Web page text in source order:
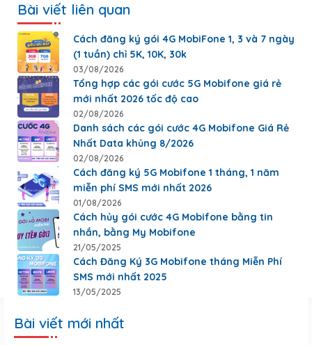
Bài viết liên quan
Cách đăng ký gói 4G MobiFone 1, 3 và 7 ngày
(1 tuần) chỉ 5K, 10K, 30k
03/08/2026
Tổng hợp các gói cước 5G Mobifone giá rẻ
mới nhất 2026 tốc độ cao
02/08/2026
Danh sách các gói cước 4G Mobifone Giá Rẻ
Nhất Data khủng 8/2026
02/08/2026
Cách đăng ký 5G Mobifone 1 tháng, 1 năm
miễn phí SMS mới nhất 2026
01/08/2026
Cách hủy gói cước 4G Mobifone bằng tin
nhắn, bằng My Mobifone
21/05/2025
Cách Đăng Ký 3G Mobifone tháng Miễn Phí
SMS mới nhất 2025
13/05/2025
Bài viết mới nhất